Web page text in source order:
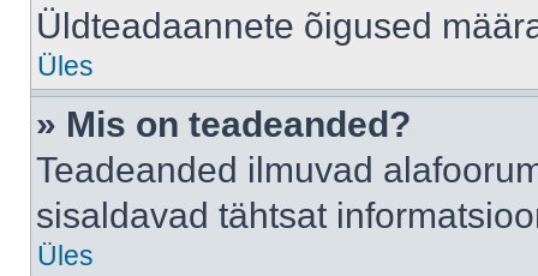
Üldteadaannete õigused
Üles
» Mis on teadeanded?
Teadeanded ilmuvad
sisaldavad tähtsat
Üles